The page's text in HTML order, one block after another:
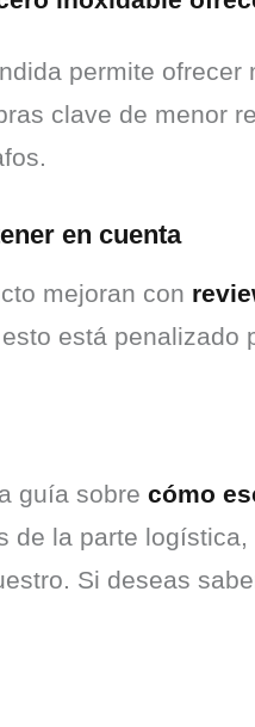
permite
clave de menor
en cuenta
mejoran con
está penalizado
guía sobre cómo
de la parte
Si deseas